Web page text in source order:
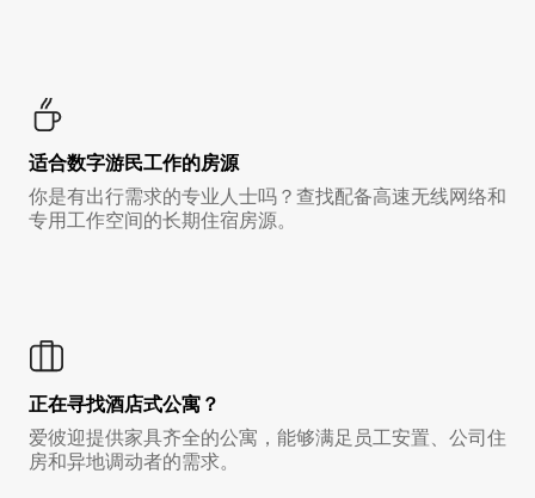
适合数字游民工作的房源
你是有出行需求的专业人士吗？查找配备高速无线网络和
专用工作空间的长期住宿房源。
正在寻找酒店式公寓？
爱彼迎提供家具齐全的公寓，能够满足员工安置、公司住
房和异地调动者的需求。